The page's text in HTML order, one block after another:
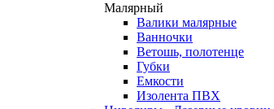
Малярный
Валики малярные
Ванночки
Ветошь, полотенце
Губки
Емкости
Изолента ПВХ